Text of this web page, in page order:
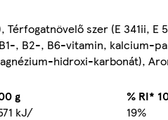
Térfogatnövelő szer (E 341ii, E
, B2-, B6-vitamin, kalcium-
hidroxi-karbonát),
g
% RI*
kJ/
19%